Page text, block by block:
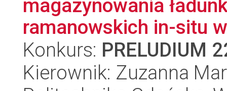
magazynowania
ramanowskich in-situ
Konkurs: PRELUDIUM
Kierownik: Zuzanna